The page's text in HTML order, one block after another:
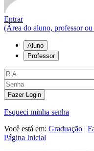
Entrar
(Área do aluno, professor
Aluno
Professor
Fazer Login
Esqueci minha senha
Você está em: Graduação |
Página Inicial